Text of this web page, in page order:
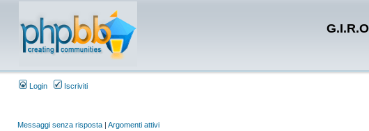
Login Iscriviti
Messaggi senza risposta | Argomenti attivi